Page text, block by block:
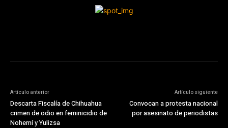
Artículo anterior
Descarta Fiscalía de Chihuahua
crimen de odio en feminicidio de
Nohemí y Yulizsa
Artículo siguiente
Convocan a protesta nacional
por asesinato de periodistas